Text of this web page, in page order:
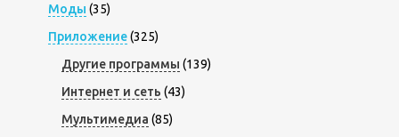
Моды (35)
Приложение(325)
Другие программы (139)
Интернет и сеть (43)
Мультимедиа (85)